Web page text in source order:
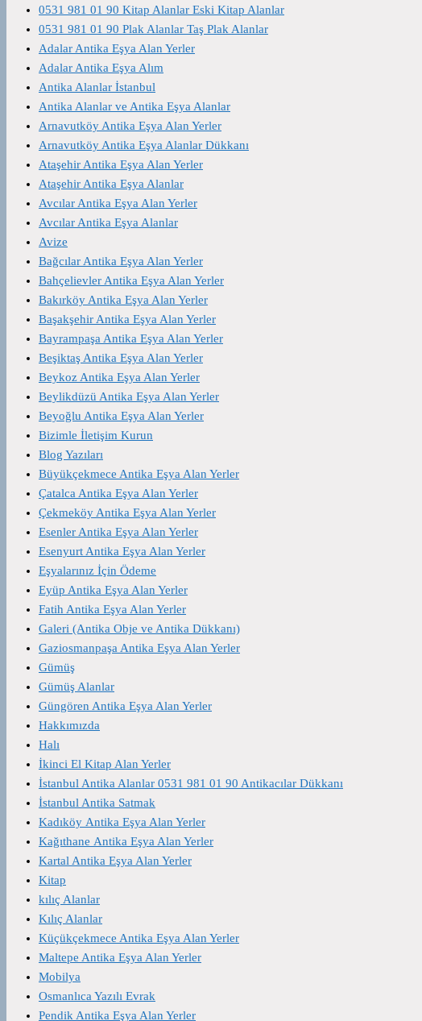
0531 981 01 90 Kitap Alanlar Eski Kitap Alanlar
0531 981 01 90 Plak Alanlar Taş Plak Alanlar
Adalar Antika Eşya Alan Yerler
Adalar Antika Eşya Alım
Antika Alanlar İstanbul
Antika Alanlar ve Antika Eşya Alanlar
Arnavutköy Antika Eşya Alan Yerler
Arnavutköy Antika Eşya Alanlar Dükkanı
Ataşehir Antika Eşya Alan Yerler
Ataşehir Antika Eşya Alanlar
Avcılar Antika Eşya Alan Yerler
Avcılar Antika Eşya Alanlar
Avize
Bağcılar Antika Eşya Alan Yerler
Bahçelievler Antika Eşya Alan Yerler
Bakırköy Antika Eşya Alan Yerler
Başakşehir Antika Eşya Alan Yerler
Bayrampaşa Antika Eşya Alan Yerler
Beşiktaş Antika Eşya Alan Yerler
Beykoz Antika Eşya Alan Yerler
Beylikdüzü Antika Eşya Alan Yerler
Beyoğlu Antika Eşya Alan Yerler
Bizimle İletişim Kurun
Blog Yazıları
Büyükçekmece Antika Eşya Alan Yerler
Çatalca Antika Eşya Alan Yerler
Çekmeköy Antika Eşya Alan Yerler
Esenler Antika Eşya Alan Yerler
Esenyurt Antika Eşya Alan Yerler
Eşyalarınız İçin Ödeme
Eyüp Antika Eşya Alan Yerler
Fatih Antika Eşya Alan Yerler
Galeri (Antika Obje ve Antika Dükkanı)
Gaziosmanpaşa Antika Eşya Alan Yerler
Gümüş
Gümüş Alanlar
Güngören Antika Eşya Alan Yerler
Hakkımızda
Halı
İkinci El Kitap Alan Yerler
İstanbul Antika Alanlar 0531 981 01 90 Antikacılar Dükkanı
İstanbul Antika Satmak
Kadıköy Antika Eşya Alan Yerler
Kağıthane Antika Eşya Alan Yerler
Kartal Antika Eşya Alan Yerler
Kitap
kılıç Alanlar
Kılıç Alanlar
Küçükçekmece Antika Eşya Alan Yerler
Maltepe Antika Eşya Alan Yerler
Mobilya
Osmanlıca Yazılı Evrak
Pendik Antika Eşya Alan Yerler